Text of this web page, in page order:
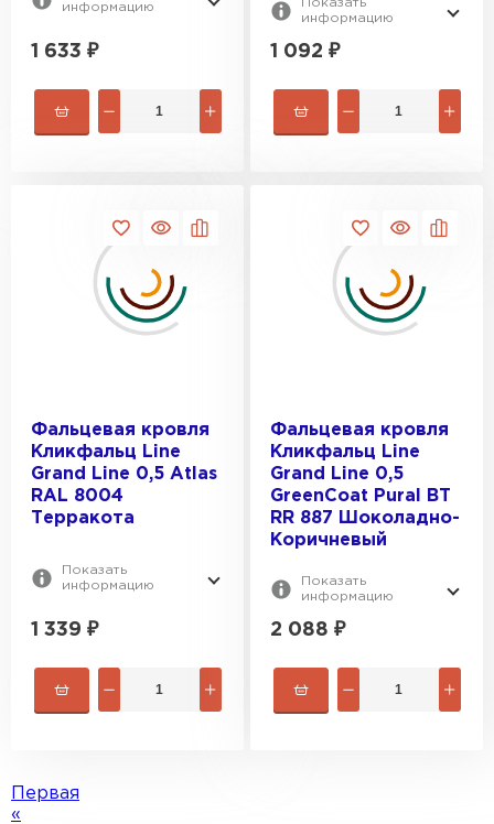
информацию
1 633 ₽
Показать
информацию
1 092 ₽
Фальцевая кровля
Кликфальц Line
Grand Line 0,5 Atlas
RAL 8004
Терракота
Показать
информацию
1 339 ₽
Фальцевая кровля
Кликфальц Line
Grand Line 0,5
GreenCoat Pural BT
RR 887 Шоколадно-
Коричневый
Показать
информацию
2 088 ₽
Первая
«